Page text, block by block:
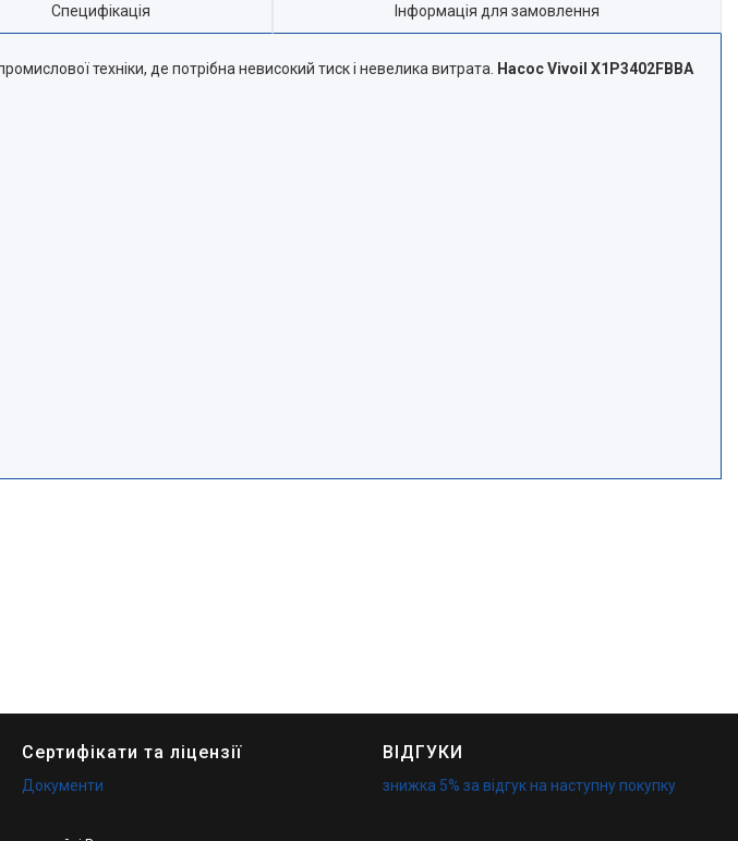
Специфікація Інформація для замовлення
техніки, де потрібна невисокий тиск і невелика витрата. Насос Vivoil X1P3402FBBA
Сертифікати та ліцензії
Документи
ВІДГУКИ
знижка 5% за відгук на наступну покупку